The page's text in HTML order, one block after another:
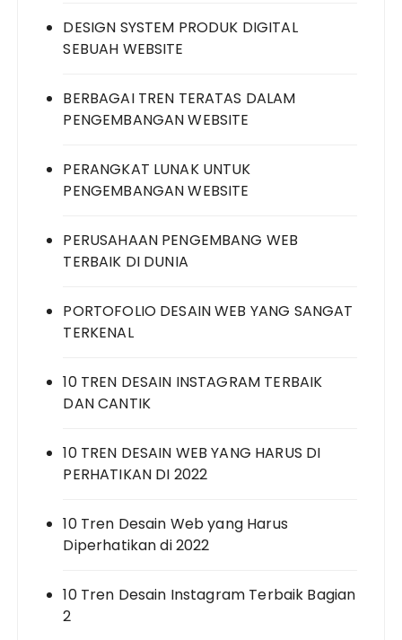
DESIGN SYSTEM PRODUK DIGITAL
SEBUAH WEBSITE
BERBAGAI TREN TERATAS DALAM
PENGEMBANGAN WEBSITE
PERANGKAT LUNAK UNTUK
PENGEMBANGAN WEBSITE
PERUSAHAAN PENGEMBANG WEB
TERBAIK DI DUNIA
PORTOFOLIO DESAIN WEB YANG SANGAT
TERKENAL
10 TREN DESAIN INSTAGRAM TERBAIK
DAN CANTIK
10 TREN DESAIN WEB YANG HARUS DI
PERHATIKAN DI 2022
10 Tren Desain Web yang Harus
Diperhatikan di 2022
10 Tren Desain Instagram Terbaik Bagian
2